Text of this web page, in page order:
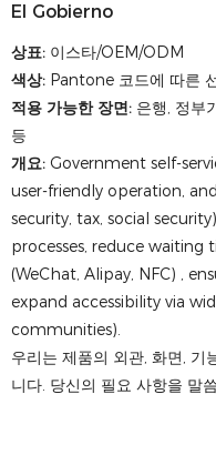
El Gobierno
상표: 이스타/OEM/ODM
색상: Pantone 코드에 따른
적용 가능한 장면: 은행, 정부
등
개요: Government self-
user-friendly operation,
security, tax, social
processes, reduce waiting
(WeChat, Alipay, NFC) ,
expand accessibility via
communities).
우리는 제품의 외관, 화면, 기
니다. 당신의 필요 사항을 말